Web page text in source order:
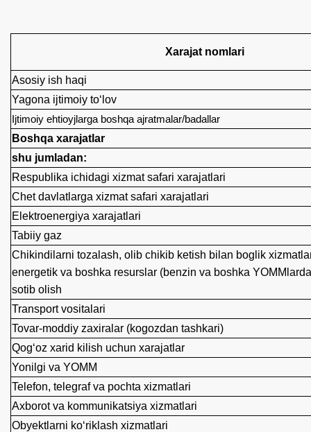
Xarajat nomlari
Asosiy ish haqi
Yagona ijtimoiy to‘lov
Ijtimoiy ehtioyjlarga boshqa ajratmalar/badallar
Boshqa xarajatlar
shu jumladan:
Respublika ichidagi xizmat safari xarajatlari
Chet davlatlarga xizmat safari xarajatlari
Elektroenergiya xarajatlari
Tabiiy gaz
Chikindilarni tozalash, olib chikib ketish bilan boglik
energetik va boshka resurslar (benzin va boshka
sotib olish
Transport vositalari
Tovar-moddiy zaxiralar (kogozdan tashkari)
Qog‘oz xarid kilish uchun xarajatlar
Yonilgi va YOMM
Telefon, telegraf va pochta xizmatlari
Axborot va kommunikatsiya xizmatlari
Obyektlarni ko‘riklash xizmatlari